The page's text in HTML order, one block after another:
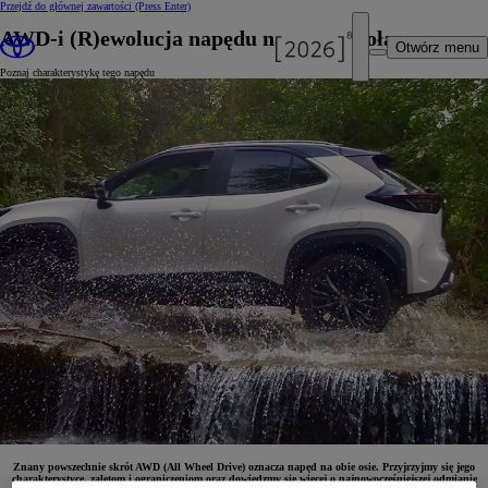
Przejdź do głównej zawartości (Press Enter)
Otwórz menu
AWD-i (R)ewolucja napędu na cztery koła
Poznaj charakterystykę tego napędu
Znany powszechnie skrót AWD (All Wheel Drive) oznacza napęd na obie osie. Przyjrzyjmy się jego
charakterystyce, zaletom i ograniczeniom oraz dowiedzmy się więcej o najnowocześniejszej odmianie